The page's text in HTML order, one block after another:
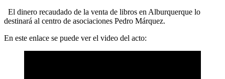
El dinero recaudado de la venta de libros en Alburquerque lo
destinará al centro de asociaciones Pedro Márquez.
En este enlace se puede ver el video del acto: